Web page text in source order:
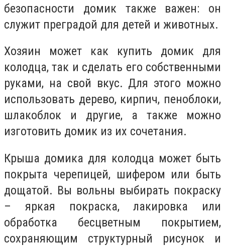
безопасности домик также важен: он
служит преградой для детей и животных.
Хозяин может как купить домик для
колодца, так и сделать его собственными
руками, на свой вкус. Для этого можно
использовать дерево, кирпич, пеноблоки,
шлакоблок и другие, а также можно
изготовить домик из их сочетания.
Крыша домика для колодца может быть
покрыта черепицей, шифером или быть
дощатой. Вы вольны выбирать покраску
– яркая покраска, лакировка или
обработка бесцветным покрытием,
сохраняющим структурный рисунок и